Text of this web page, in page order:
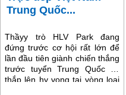
Trung Quốc...
Thầyy trò HLV Park đang
đứng trước cơ hội rất lớn để
lần đầu tiên giành chiến thắng
trước tuyển Trung Quốc và
thắp lên hy vọng tại vòng loại